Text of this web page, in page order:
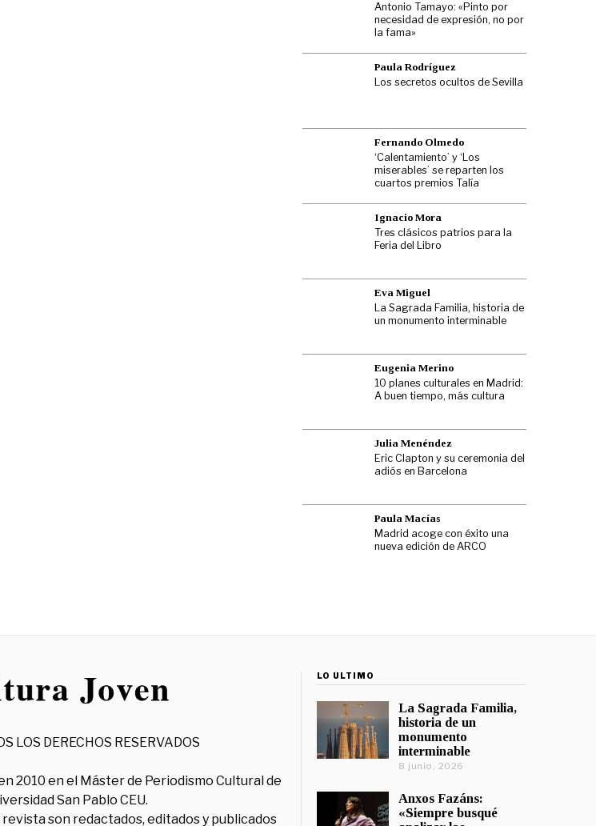
Antonio Tamayo: «Pinto por
necesidad de expresión, no por
la fama»
Paula Rodríguez
Los secretos ocultos de Sevilla
Fernando Olmedo
‘Calentamiento’ y ‘Los
miserables’ se reparten los
cuartos premios Talía
Ignacio Mora
Tres clásicos patrios para la
Feria del Libro
Eva Miguel
La Sagrada Familia, historia de
un monumento interminable
Eugenia Merino
10 planes culturales en Madrid:
A buen tiempo, más cultura
Julia Menéndez
Eric Clapton y su ceremonia del
adiós en Barcelona
Paula Macías
Madrid acoge con éxito una
nueva edición de ARCO
LOS DERECHOS RESERVADOS
2010 en el Máster de Periodismo Cultural de
San Pablo CEU.
son redactados, editados y publicados
LO ÚLTIMO
La Sagrada Familia,
historia de un
monumento
interminable
8 junio, 2026
Anxos Fazáns:
«Siempre busqué